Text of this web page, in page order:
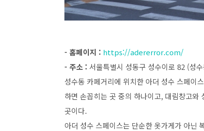
- 홈페이지 : https://adererror.com/
- 주소 : 서울특별시 성동구 성수이로 82 (성
성수동 카페거리에 위치한 아더 성수 스페이
하면 손꼽히는 곳 중의 하나이고, 대림창고
곳이다.
아더 성수 스페이스는 단순한 옷가게가 아닌